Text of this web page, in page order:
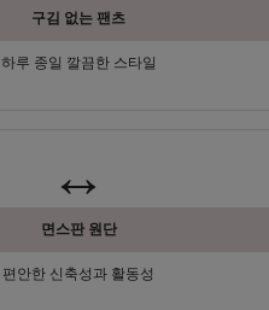
구김 없는 팬츠
하루 종일 깔끔한 스타일
↔️
면스판 원단
편안한 신축성과 활동성